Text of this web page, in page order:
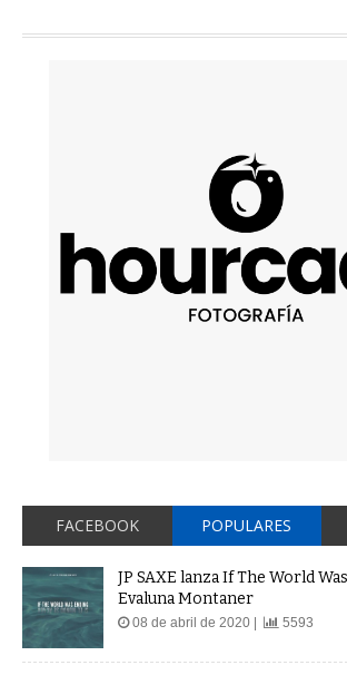
FACEBOOK POPULARES
JP SAXE lanza If The World
Evaluna Montaner
08 de abril de 2020 | 5593